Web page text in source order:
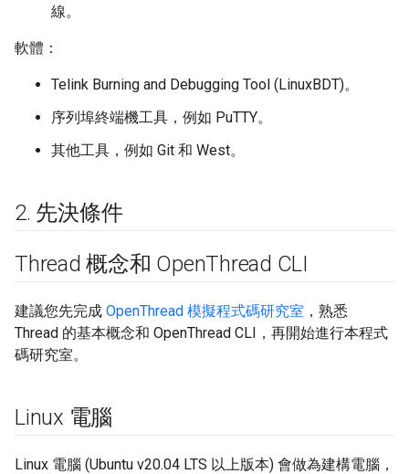
線。
軟體：
Telink Burning and Debugging Tool (LinuxBDT)。
序列埠終端機工具，例如 PuTTY。
其他工具，例如 Git 和 West。
2. 先決條件
Thread 概念和 OpenThread CLI
建議您先完成 OpenThread 模擬程式碼研究室 ，熟悉
Thread 的基本概念和 OpenThread CLI，再開始進行本程式
碼研究室。
Linux 電腦
Linux 電腦 (Ubuntu v20.04 LTS 以上版本) 會做為建構電腦，